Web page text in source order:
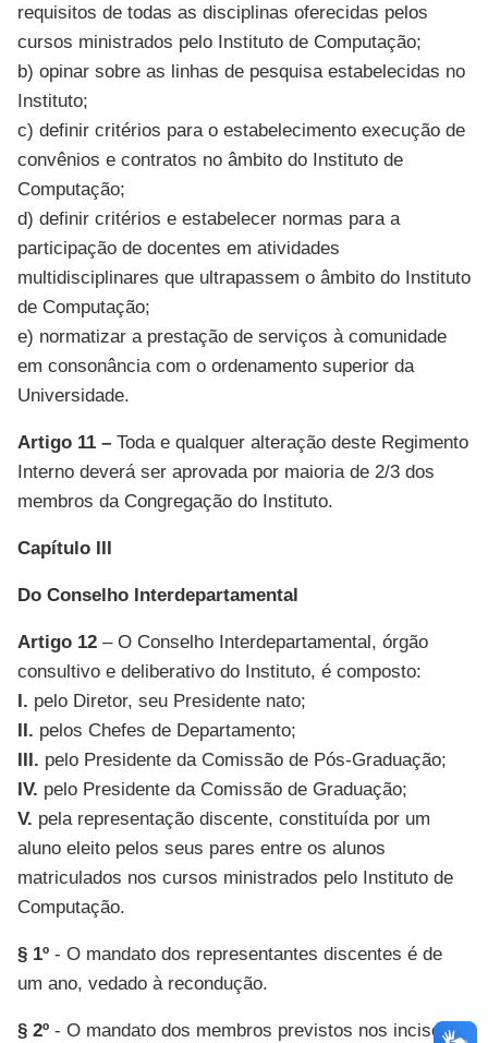
requisitos de todas as disciplinas oferecidas pelos
cursos ministrados pelo Instituto de Computação;
b) opinar sobre as linhas de pesquisa estabelecidas no
Instituto;
c) definir critérios para o estabelecimento execução de
convênios e contratos no âmbito do Instituto de
Computação;
d) definir critérios e estabelecer normas para a
participação de docentes em atividades
multidisciplinares que ultrapassem o âmbito do Instituto
de Computação;
e) normatizar a prestação de serviços à comunidade
em consonância com o ordenamento superior da
Universidade.
Artigo 11 – Toda e qualquer alteração deste Regimento
Interno deverá ser aprovada por maioria de 2/3 dos
membros da Congregação do Instituto.
Capítulo III
Do Conselho Interdepartamental
Artigo 12 – O Conselho Interdepartamental, órgão
consultivo e deliberativo do Instituto, é composto:
I. pelo Diretor, seu Presidente nato;
II. pelos Chefes de Departamento;
III. pelo Presidente da Comissão de Pós-Graduação;
IV. pelo Presidente da Comissão de Graduação;
V. pela representação discente, constituída por um
aluno eleito pelos seus pares entre os alunos
matriculados nos cursos ministrados pelo Instituto de
Computação.
§ 1º - O mandato dos representantes discentes é de
um ano, vedado à recondução.
§ 2º - O mandato dos membros previstos nos incisos I,